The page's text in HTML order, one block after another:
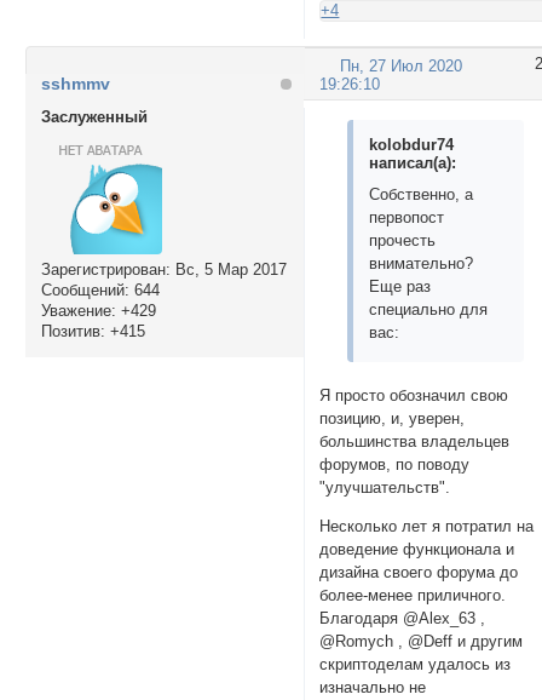
+4
2
Пн, 27 Июл 2020
19:26:10
sshmmv
Заслуженный
Зарегистрирован: Вс, 5 Мар 2017
Сообщений: 644
Уважение: +429
Позитив: +415
kolobdur74
написал(а):
Собственно, а
первопост
прочесть
внимательно?
Еще раз
специально для
вас:
Я просто обозначил свою
позицию, и, уверен,
большинства владельцев
форумов, по поводу
"улучшательств".
Несколько лет я потратил на
доведение функционала и
дизайна своего форума до
более-менее приличного.
Благодаря @Alex_63 ,
@Romych , @Deff и другим
скриптоделам удалось из
изначально не